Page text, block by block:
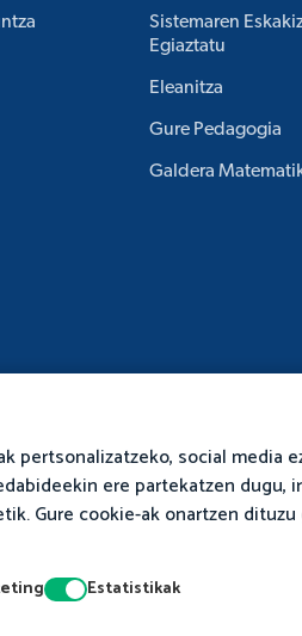
pertsonalizatzeko, social media
ere partekatzen
Gure cookie-ak onartzen
Estatistikak
Sistemaren
Egiaztatu
Eleanitza
Gure Pedagogia
Galdera